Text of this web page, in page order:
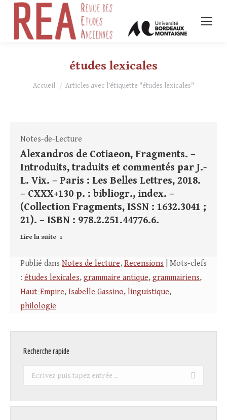
études lexicales
Vous êtes ici :
Accueil Articles avec l’étiquette "études lexicales"
Notes-de-Lecture
Alexandros de Cotiaeon, Fragments. –
Introduits, traduits et commentés par J.-
L. Vix. – Paris : Les Belles Lettres, 2018.
– CXXX+130 p. : bibliogr., index. –
(Collection Fragments, ISSN : 1632.3041 ;
21). – ISBN : 978.2.251.44776.6.
Lire la suite
Publié dans Notes de lecture, Recensions | Mots-clefs
: études lexicales, grammaire antique, grammairiens,
Haut-Empire, Isabelle Gassino, linguistique,
philologie
Recherche rapide
Recherche